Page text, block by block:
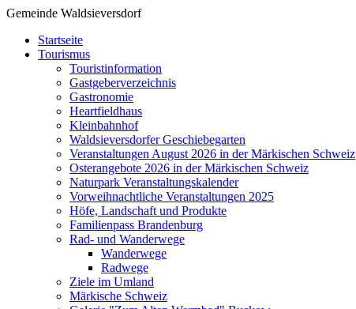
Gemeinde Waldsieversdorf
Startseite
Tourismus
Touristinformation
Gastgeberverzeichnis
Gastronomie
Heartfieldhaus
Kleinbahnhof
Waldsieversdorfer Geschiebegarten
Veranstaltungen August 2026 in der Märkischen Schweiz
Osterangebote 2026 in der Märkischen Schweiz
Naturpark Veranstaltungskalender
Vorweihnachtliche Veranstaltungen 2025
Höfe, Landschaft und Produkte
Familienpass Brandenburg
Rad- und Wanderwege
Wanderwege
Radwege
Ziele im Umland
Märkische Schweiz